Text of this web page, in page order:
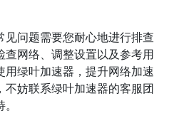
问题需要您耐心地进行排查
网络、调整设置以及参考用
用绿叶加速器，提升网络加速
妨联系绿叶加速器的客服团